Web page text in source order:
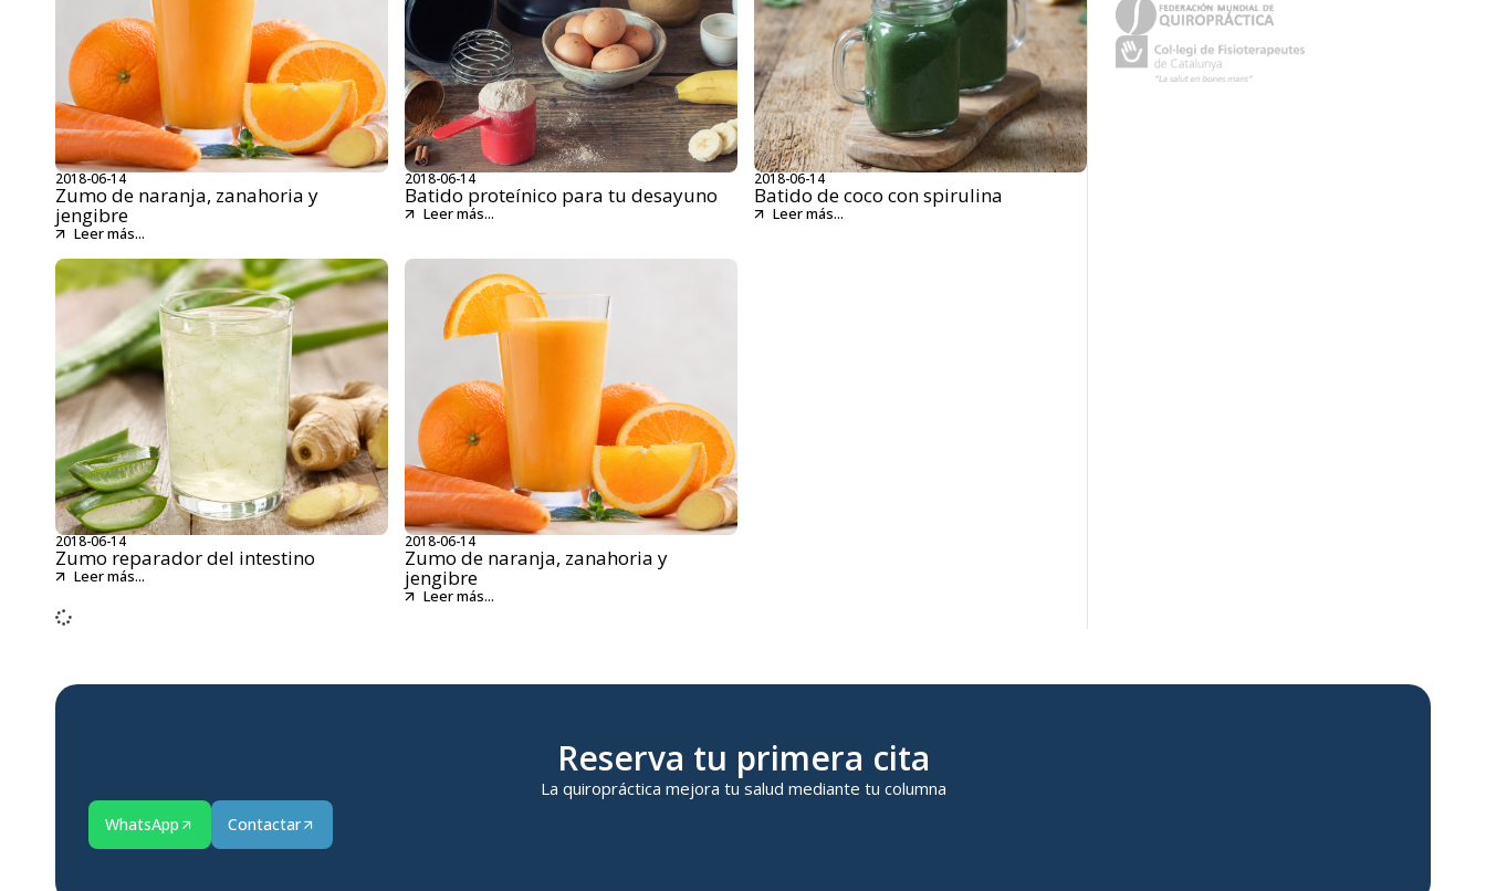
2018-06-14
Zumo de naranja, zanahoria y
jengibre
Leer más...
2018-06-14
Batido proteínico para tu desayuno
Leer más...
2018-06-14
Batido de coco con spirulina
Leer más...
2018-06-14
Zumo reparador del intestino
Leer más...
2018-06-14
Zumo de naranja, zanahoria y
jengibre
Leer más...
Reserva tu primera cita
La quiropráctica mejora tu salud mediante tu columna
WhatsApp Contactar